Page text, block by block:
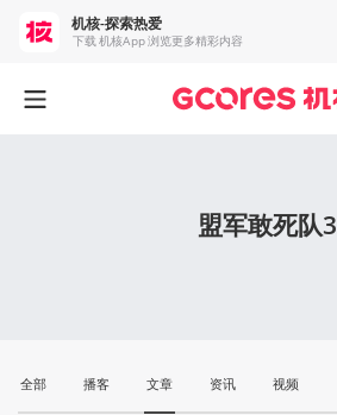
盟军敢死队3
全部 播客 文章 资讯 视频
机核-探索热爱
下载 机核App 浏览更多精彩内容